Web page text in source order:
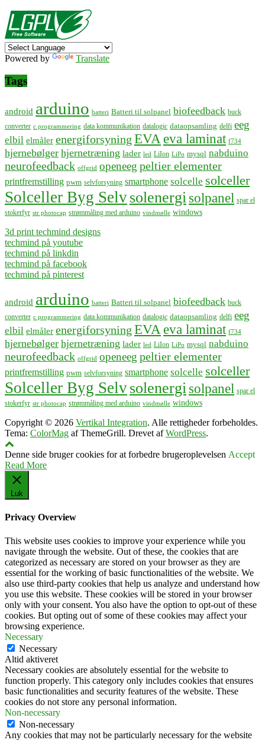
Powered by Translate
Tags
android arduino batteri Batteri til solpanel biofeedback buck
converter c programmering data kommunikation datalogic dataopsamling delfi eeg
elbil elmåler energiforsyning EVA eva laminat f734
hjernebølger hjernetræning lader led LiIon LiPo mysql nabduino
neurofeedback offgrid openeeg peltier elementer
printfremstilling pwm selvforsyning smartphone solcelle solceller
Solceller Byg Selvsolenergisolpanel spar el
stokerfyr str photocap strømmåling med arduino vindmølle windows
3d print techmind designs
techmind på youtube
techmind på linkdin
techmind på facebook
techmind på pinterest
android arduino batteri Batteri til solpanel biofeedback buck
converter c programmering data kommunikation datalogic dataopsamling delfi eeg
elbil elmåler energiforsyning EVA eva laminat f734
hjernebølger hjernetræning lader led LiIon LiPo mysql nabduino
neurofeedback offgrid openeeg peltier elementer
printfremstilling pwm selvforsyning smartphone solcelle solceller
Solceller Byg Selvsolenergisolpanel spar el
stokerfyr str photocap strømmåling med arduino vindmølle windows
Copyright © 2026 Vertikal Integration. Alle rettigheder forbeholdes.
Tema: ColorMag af ThemeGrill. Drevet afWordPress.
Denne side bruger cookies for at forbedre brugeroplevelsen Accept
Read More
Luk
Privacy Overview
This website uses cookies to improve your experience while you
navigate through the website. Out of these, the cookies that are
categorized as necessary are stored on your browser as they are
essential for the working of basic functionalities of the website. We
also use third-party cookies that help us analyze and understand how
you use this website. These cookies will be stored in your browser
only with your consent. You also have the option to opt-out of these
cookies. But opting out of some of these cookies may affect your
browsing experience.
Necessary
Necessary
Altid aktiveret
Necessary cookies are absolutely essential for the website to
function properly. This category only includes cookies that ensures
basic functionalities and security features of the website. These
cookies do not store any personal information.
Non-necessary
Non-necessary
Any cookies that may not be particularly necessary for the website